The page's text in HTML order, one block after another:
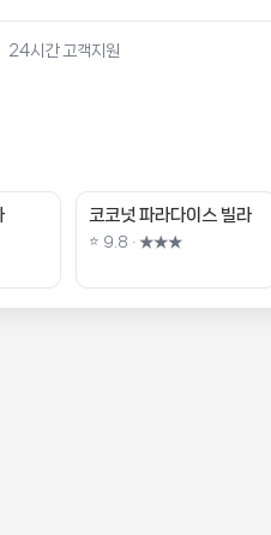
24시간 고객지원
코코넛 파라다이스 빌라
⭐ 9.8 · ★★★